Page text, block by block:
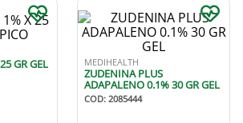
GR GEL MEDIHEALTH
ZUDENINA PLUS
ADAPALENO 0.1% 30 GR GEL
COD: 2085444